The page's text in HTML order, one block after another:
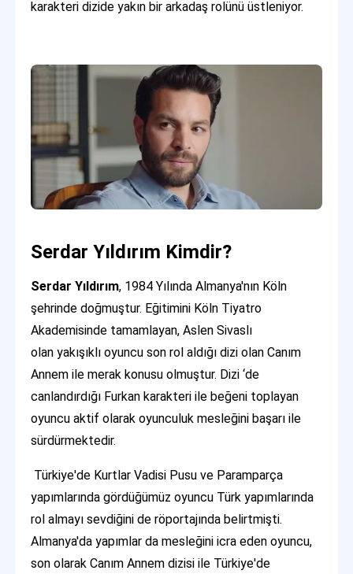
karakteri dizide yakın bir arkadaş rolünü üstleniyor.
Serdar Yıldırım Kimdir?
Serdar Yıldırım, 1984 Yılında Almanya'nın Köln
şehrinde doğmuştur. Eğitimini Köln Tiyatro
Akademisinde tamamlayan, Aslen Sivaslı
olan yakışıklı oyuncu son rol aldığı dizi olan Canım
Annem ile merak konusu olmuştur. Dizi ‘de
canlandırdığı Furkan karakteri ile beğeni toplayan
oyuncu aktif olarak oyunculuk mesleğini başarı ile
sürdürmektedir.
Türkiye'de Kurtlar Vadisi Pusu ve Paramparça
yapımlarında gördüğümüz oyuncu Türk yapımlarında
rol almayı sevdiğini de röportajında belirtmişti.
Almanya'da yapımlar da mesleğini icra eden oyuncu,
son olarak Canım Annem dizisi ile Türkiye'de